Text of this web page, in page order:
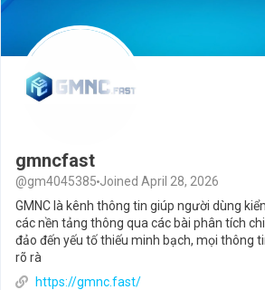
gmncfast
@gm4045385 Joined April 28, 2026
GMNC là kênh thông tin giúp người dùng
các nền tảng thông qua các bài phân tích
đảo đến yếu tố thiếu minh bạch, mọi thông
rõ rà
https://gmnc.fast/